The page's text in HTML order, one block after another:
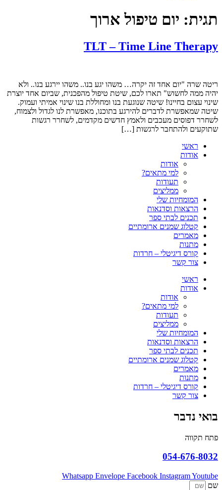
תגית: יום טיפול ארוך
TLT – Time Line Therapy
ריטה שרה "יום אחד זה יקרה… משהו יגע בנו.. משהו יירגע בנו.. ולא
יהיה ממה לחשוש" תארו לכם, שיטת טיפול מהפכנית, שביום אחד יוצרת
שינוי עצום בחיינו! שיטה שנוגעת בנו ומחוללת בנו שינוי אמיתי ועמוק.
שיטה שמאפשרת לדברים להירגע בתוכנו, מאפשרת לנו לגדול ולצמוח,
לשחרר דפוסים מעכבים ולאמץ חדשים מקדמים, לשחרר רגשות
שתוקעים ולהתחבר לרגשות […]
ראשי
אודות
אודות
למי מתאים?
תעודות
ממליצים
המומחיות שלי
הרצאות וסדנאות
תכנים לבתי ספר
קטלוג שמנים ארומתיים
מאמרים
מתנות
קורס דיגיטלי – חרדות
צור קשר
ראשי
אודות
אודות
למי מתאים?
תעודות
ממליצים
המומחיות שלי
הרצאות וסדנאות
תכנים לבתי ספר
קטלוג שמנים ארומתיים
מאמרים
מתנות
קורס דיגיטלי – חרדות
צור קשר
בואי נדבר
פתח תקווה
054-676-8032
Whatsapp Envelope Facebook InstagramYoutube
שם